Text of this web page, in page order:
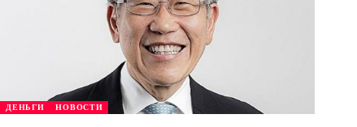
ДЕНЬГИ НОВОСТИ